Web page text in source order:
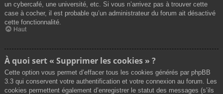
un cybercafé, une université, etc. Si vous n’arrivez pas à trouver cette
case à cocher, il est probable qu’un administrateur du forum ait désactivé
cette fonctionnalité.
Haut
À quoi sert « Supprimer les cookies » ?
Cette option vous permet d’effacer tous les cookies générés par phpBB
3.3 qui conservent votre authentification et votre connexion au forum. Les
cookies permettent également d’enregistrer le statut des messages (s’ils